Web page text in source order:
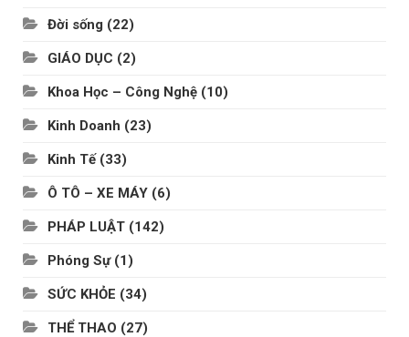
Đời sống (22)
GIÁO DỤC (2)
Khoa Học – Công Nghệ (10)
Kinh Doanh (23)
Kinh Tế(33)
Ô TÔ – XE MÁY (6)
PHÁP LUẬT (142)
Phóng Sự(1)
SỨC KHỎE (34)
THỂ THAO (27)